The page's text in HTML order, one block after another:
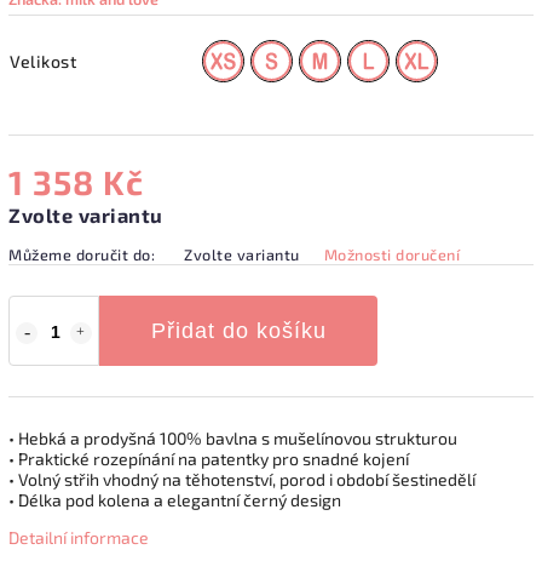
Velikost
1 358 Kč
Zvolte variantu
Můžeme doručit do: Zvolte variantu Možnosti doručení
Přidat do košíku
• Hebká a prodyšná 100% bavlna s mušelínovou strukturou
• Praktické rozepínání na patentky pro snadné kojení
• Volný střih vhodný na těhotenství, porod i období šestinedělí
• Délka pod kolena a elegantní černý design
Detailní informace